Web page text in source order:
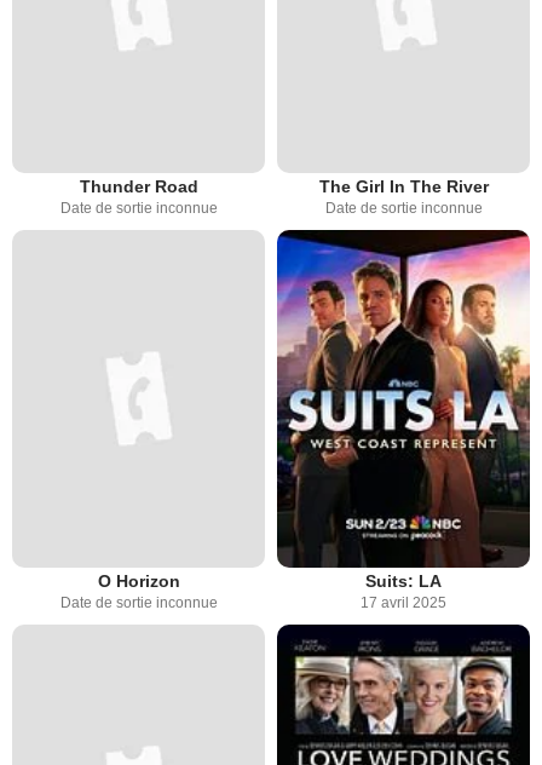
Thunder Road
Date de sortie inconnue
The Girl In The River
Date de sortie inconnue
O Horizon
Date de sortie inconnue
Suits: LA
17 avril 2025